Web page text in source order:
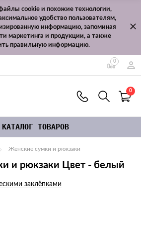
cookie и похожие технологии,
удобство пользователям,
информацию, запоминая
маркетинга и продукции, а также
правильную информацию.
0
0
КАТАЛОГ ТОВАРОВ
Женские сумки и рюкзаки
и рюкзаки Цвет - белый
заклёпками